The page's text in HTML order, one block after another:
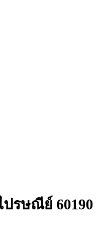
รษณีย์ 60190